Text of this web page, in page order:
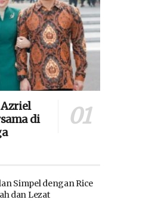
di
Simpel dengan Rice
dan Lezat